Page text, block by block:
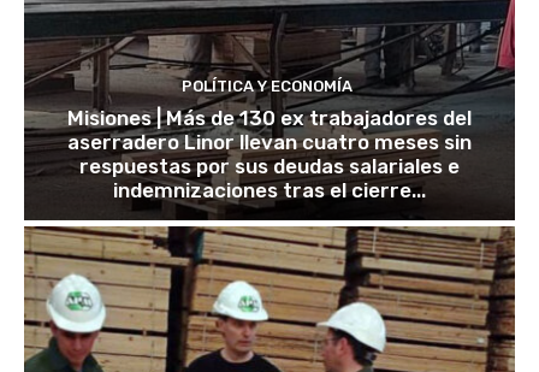
POLÍTICA Y ECONOMÍA
Misiones | Más de 130 ex trabajadores del
aserradero Linor llevan cuatro meses sin
respuestas por sus deudas salariales e
indemnizaciones tras el cierre...